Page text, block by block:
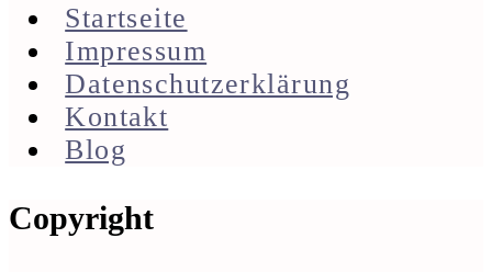
Startseite
Impressum
Datenschutzerklärung
Kontakt
Blog
Footer
Copyright